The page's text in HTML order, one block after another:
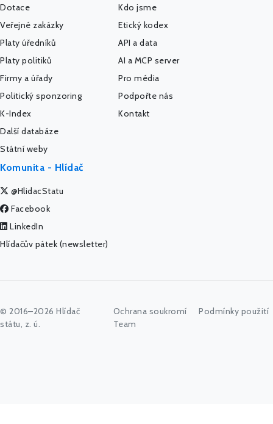
Dotace
Veřejné zakázky
Platy úředníků
Platy politiků
Firmy a úřady
Politický sponzoring
K-Index
Další databáze
Státní weby
Kdo jsme
Etický kodex
API a data
AI a MCP server
Pro média
Podpořte nás
Kontakt
Komunita - Hlídač
@HlidacStatu
Facebook
LinkedIn
Hlídačův pátek (newsletter)
© 2016–2026 Hlídač
státu, z. ú.
Ochrana soukromí
Podmínky použití
Team